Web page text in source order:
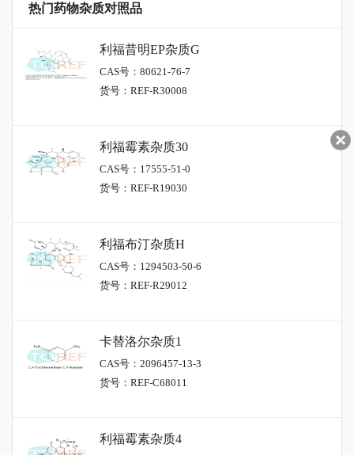
热门药物杂质对照品
利福昔明EP杂质G
CAS号：80621-76-7
货号：REF-R30008
利福霉素杂质30
CAS号：17555-51-0
货号：REF-R19030
利福布汀杂质H
CAS号：1294503-50-6
货号：REF-R29012
卡替洛尔杂质1
CAS号：2096457-13-3
货号：REF-C68011
利福霉素杂质4